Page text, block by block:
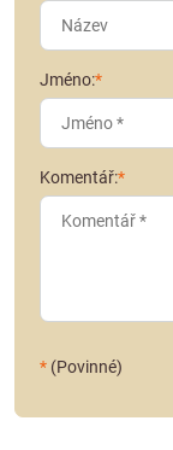
Jméno:*
Komentář:*
* (Povinné)